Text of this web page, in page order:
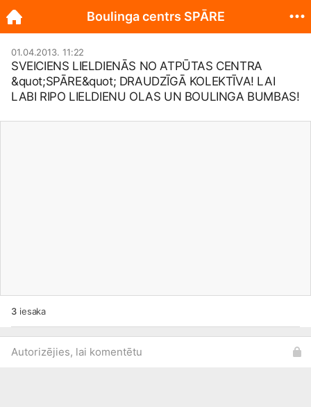
01.04.2013. 11:22
SVEICIENS LIELDIENĀS NO ATPŪTAS CENTRA
&quot;SPĀRE&quot; DRAUDZĪGĀ KOLEKTĪVA! LAI
LABI RIPO LIELDIENU OLAS UN BOULINGA BUMBAS!
3iesaka
Autorizējies, lai komentētu
Boulinga centrs SPĀRE